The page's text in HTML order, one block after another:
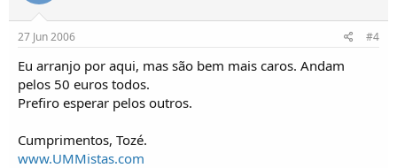
27 Jun 2006 #4
Eu arranjo por aqui, mas são bem mais caros. Andam
pelos 50 euros todos.
Prefiro esperar pelos outros.
Cumprimentos, Tozé.
www.UMMistas.com